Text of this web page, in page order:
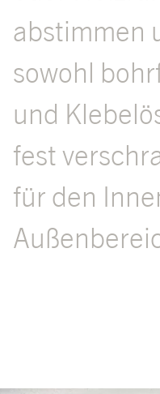
abstimmen
sowohl
und
fest
für den